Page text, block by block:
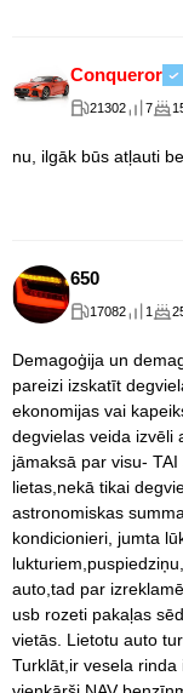
Conqueror
21302 7
nu, ilgāk būs atļauti
650
17082 1
Demagoģija un
pareizi izskatīt
ekonomijas vai
degvielas veida izvēli
jāmaksā par visu-
lietas,nekā tikai
astronomiskas
kondicionieri, jumta
auto,tad par
usb rozeti pakaļas
vietās. Lietotu auto
Turklāt,ir vesela